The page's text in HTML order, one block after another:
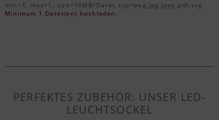
min=1, max=1, size=10MB/Datei, typ=png,jpg,jpeg,pdf,svg
Minimum 1 Datei(en) hochladen.
PERFEKTES ZUBEHÖR: UNSER LED-
LEUCHTSOCKEL